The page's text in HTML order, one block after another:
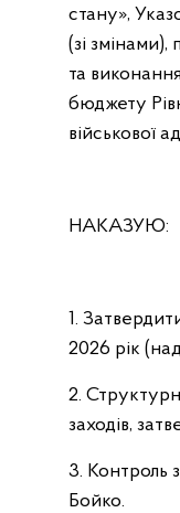
стану»,
(зі
та
бюджету
військової
НАКАЗУЮ:
1.
2026 рік
2.
заходів,
3. Контроль
Бойко.